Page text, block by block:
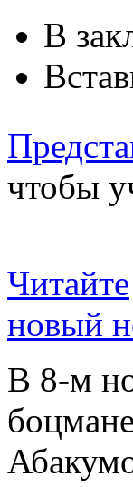
В
чтобы
Читайте
новый
В 8-м